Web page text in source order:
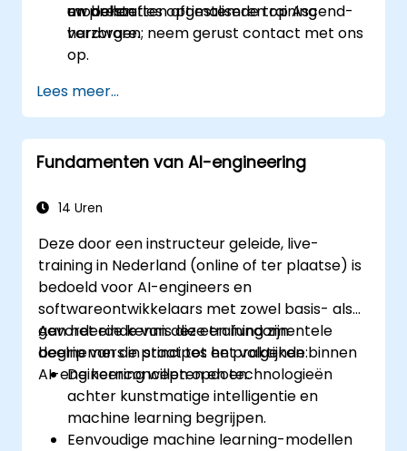
en prestaties optimaliseren op Ascend-
hardware.
modellen.
uw behoeften afgestemde training
verzorgen; neem gerust contact met ons
op.
Lees meer...
Fundamenten van AI-engineering
14 Uren
Deze door een instructeur geleide, live-
training in Nederland (online of ter plaatse) is
bedoeld voor AI-engineers en
softwareontwikkelaars met zowel basis- als
gevorderde kennis die een fundamentele
begrip van de principes en praktijken binnen
AI-engineering willen opdoen.
Aan het einde van deze training zijn
deelnemers in staat tot het volgende:
De kernconcepten en technologieën
achter kunstmatige intelligentie en
machine learning begrijpen.
Eenvoudige machine learning-modellen